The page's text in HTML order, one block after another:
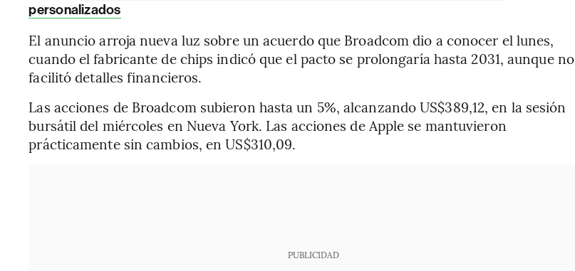
personalizados
El anuncio arroja nueva luz sobre un acuerdo que Broadcom dio a conocer el lunes,
cuando el fabricante de chips indicó que el pacto se prolongaría hasta 2031, aunque no
facilitó detalles financieros.
Las acciones de Broadcom subieron hasta un 5%, alcanzando US$389,12, en la sesión
bursátil del miércoles en Nueva York. Las acciones de Apple se mantuvieron
prácticamente sin cambios, en US$310,09.
PUBLICIDAD